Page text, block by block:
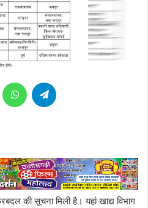
MessengerWhatsApp
की सूचना मिली है। यहां खाद्य विभाग